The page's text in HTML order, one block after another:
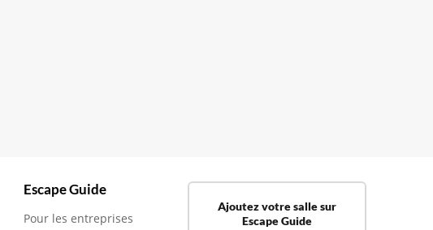
Escape Guide
Pour les entreprises
Ajoutez votre salle sur
Escape Guide